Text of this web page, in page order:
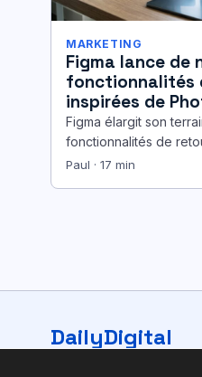
MARKETING
Figma lance de
fonctionnalités
inspirées de
Figma élargit son
fonctionnalités de
Photoshop, mais
Paul · 17 min
DailyDigital
© 2026 DailyDigital.